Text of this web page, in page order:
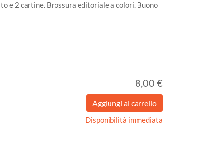
e 2 cartine. Brossura editoriale a colori. Buono
8,00 €
Disponibilità immediata